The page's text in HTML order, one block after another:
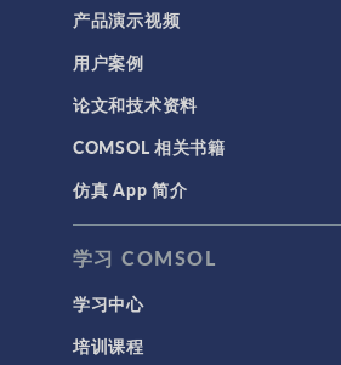
等离子体物理
科学新闻
结构 & 声学
MEMS & 压电器件
声学与振动
岩土力学
材料模型
结构力学
结构动力学
产品演示视频
用户案例
论文和技术资料
COMSOL 相关书籍
仿真 App 简介
学习 COMSOL
学习中心
培训课程